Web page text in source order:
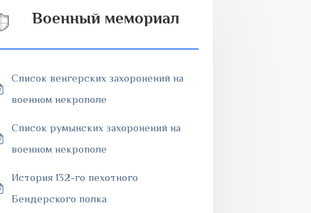
Военный мемориал
Список венгерских захоронений на
военном некрополе
Список румынских захоронений на
военном некрополе
История 132-го пехотного
Бендерского полка